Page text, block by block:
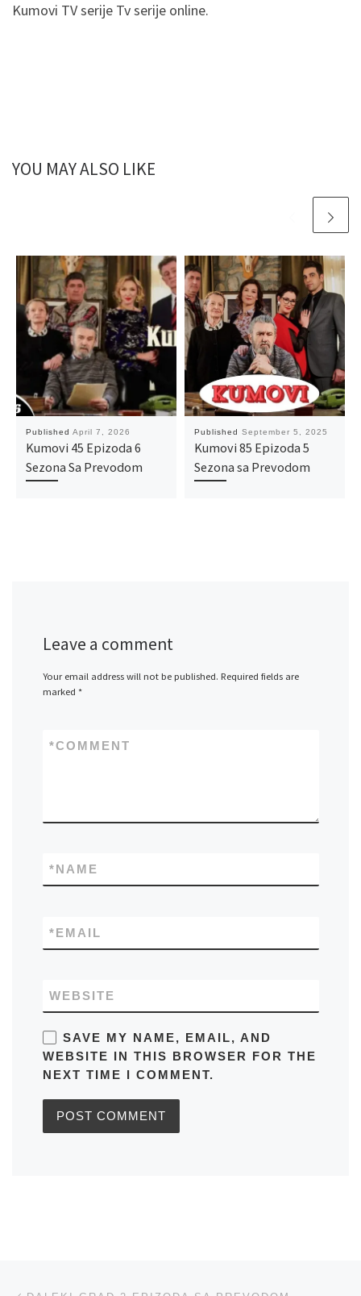
Kumovi TV serije Tv serije online.
YOU MAY ALSO LIKE
Published April 7, 2026
Kumovi 45 Epizoda 6
Sezona Sa Prevodom
Published September 5, 2025
Kumovi 85 Epizoda 5
Sezona sa Prevodom
Leave a comment
Your email address will not be published. Required fields are
marked *
COMMENT
*
NAME
*
EMAIL
*
WEBSITE
SAVE MY NAME, EMAIL, AND
WEBSITE IN THIS BROWSER FOR THE
NEXT TIME I COMMENT.